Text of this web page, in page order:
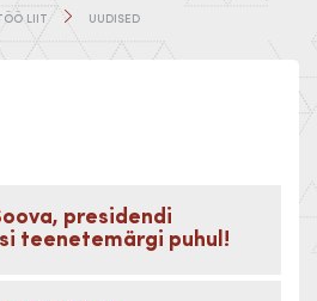
LIIT UUDISED
presidendi
teenetemärgi puhul!